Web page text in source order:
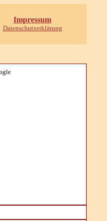
Impressum
Datenschutzerklärung